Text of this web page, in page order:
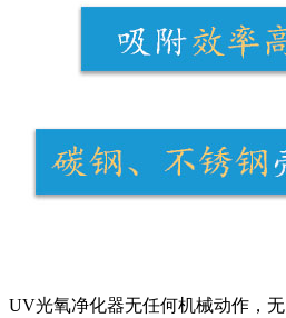
UV光氧净化器无任何机械动作，